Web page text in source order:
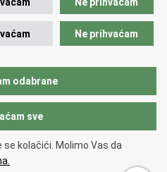
krapinsko-zagorska.
Ne prihvaćam
odabrane
sve
kolačići. Molimo Vas da